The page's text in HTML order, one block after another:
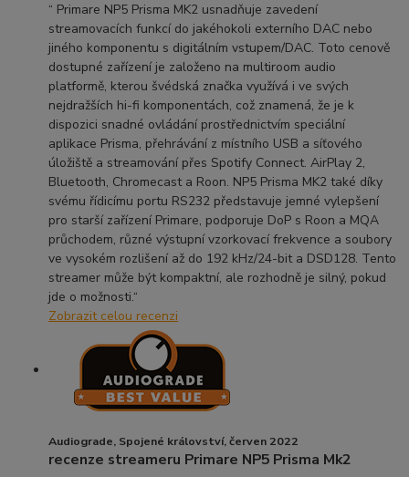
“ Primare NP5 Prisma MK2 usnadňuje zavedení
streamovacích funkcí do jakéhokoli externího DAC nebo
jiného komponentu s digitálním vstupem/DAC. Toto cenově
dostupné zařízení je založeno na multiroom audio
platformě, kterou švédská značka využívá i ve svých
nejdražších hi-fi komponentách, což znamená, že je k
dispozici snadné ovládání prostřednictvím speciální
aplikace Prisma, přehrávání z místního USB a síťového
úložiště a streamování přes Spotify Connect. AirPlay 2,
Bluetooth, Chromecast a Roon. NP5 Prisma MK2 také díky
svému řídicímu portu RS232 představuje jemné vylepšení
pro starší zařízení Primare, podporuje DoP s Roon a MQA
průchodem, různé výstupní vzorkovací frekvence a soubory
ve vysokém rozlišení až do 192 kHz/24-bit a DSD128. Tento
streamer může být kompaktní, ale rozhodně je silný, pokud
jde o možnosti.“
Zobrazit celou recenzi
Audiograde, Spojené království, červen 2022
recenze streameru Primare NP5 Prisma Mk2